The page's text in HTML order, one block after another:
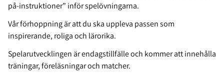
på-instruktioner” inför spelövningarna.
Vår förhoppning är att du ska uppleva passen som
inspirerande, roliga och lärorika.
Spelarutvecklingen är endagstillfälle och kommer att innehålla
träningar, föreläsningar och matcher.